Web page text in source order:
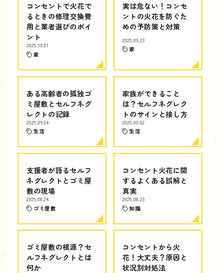
コンセントで火花で
るときの修理交換費
用と業者選びのポイ
ント
2025.10.01
家
実は危ない！コンセ
ントの火花を防ぐた
めの予防策と対策
2025.09.23
家
ある高齢者の孤独ゴ
ミ屋敷とセルフネグ
レクトの記録
2025.09.04
生活
家族ができること
は？セルフネグレク
トのサインと接し方
2025.09.02
生活
支援者が語るセルフ
ネグレクトとゴミ屋
敷の現場
2025.08.24
ゴミ屋敷
コンセント火花に関
するよくある誤解と
真実
2025.08.23
知識
ゴミ屋敷の根源？セ
ルフネグレクトとは
何か
コンセントから火
花！大丈夫？原因と
状況別対処法